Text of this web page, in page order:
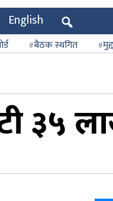
English
बैठक स्थगित
३५